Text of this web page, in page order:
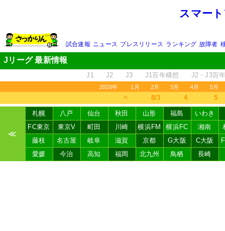
スマー
試合速報 ニュース プレスリリース ランキング 故障者
Jリーグ 最新情報
J1 J2 J3 J1百年構想 J2・J3百
2026年 1月 2月 3月 4月 5月
＜ 8/3 4 5
≪
札幌 八戸 仙台 秋田 山形 福島
いわき
FC東京
東京V 町田 川崎 横浜FM 横浜FC 湘南
藤枝
名古屋 岐阜 滋賀 京都 G大阪 C大阪
愛媛
今治 高知 福岡 北九州 鳥栖 長崎